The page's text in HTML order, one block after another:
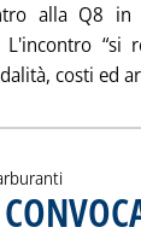
alla Q8 in
L'incontro
costi ed